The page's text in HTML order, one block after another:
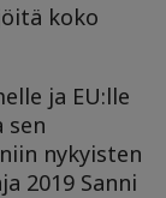
koko
ja EU:lle
sen
nykyisten
2019 Sanni